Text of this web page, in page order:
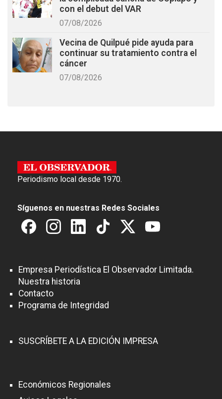
con el debut del VAR
07/08/2026
Vecina de Quilpué pide ayuda para
continuar su tratamiento contra el
cáncer
07/08/2026
Periodismo local desde 1970.
Síguenos en nuestras Redes Sociales
Empresa Periodística El Observador Limitada.
Nuestra historia
Contacto
Programa de Integridad
SUSCRÍBETE A LA EDICIÓN IMPRESA
Económicos Regionales